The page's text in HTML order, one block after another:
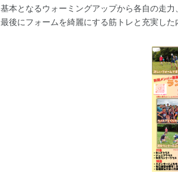
基本となるウォーミングアップから各自の走力
最後にフォームを綺麗にする筋トレと充実した